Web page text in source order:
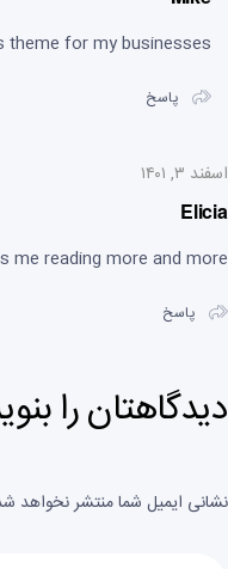
theme for my businesses
پاسخ
Elicia
اسفند ۳, ۱۴۰۱
me reading more and more!
پاسخ
دیدگاهتان را
نشانی ایمیل شما منتشر نخواهد